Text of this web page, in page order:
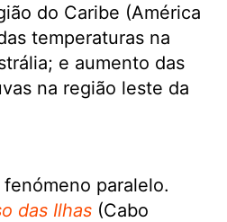
do Caribe (América
temperaturas na
e aumento das
na região leste da
paralelo.
das Ilhas (Cabo